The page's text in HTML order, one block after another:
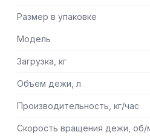
- крышка из дымчатого
комплектации.
Размер в упаковке
Модель
Загрузка, кг
Объем дежи, л
Производительность, кг/час
Скорость вращения дежи, об/